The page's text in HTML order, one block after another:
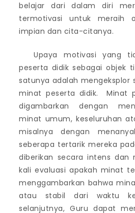
belajar dari dalam diri
termotivasi untuk meraih
impian dan cita-citanya.
Upaya motivasi yang
peserta didik sebagai objek
satunya adalah mengeksplor
minat peserta didik. Minat
digambarkan dengan
minat umum, keseluruhan
misalnya dengan
seberapa tertarik mereka
diberikan secara intens dan
kali evaluasi apakah minat
menggambarkan bahwa
atau stabil dari waktu
selanjutnya, Guru dapat